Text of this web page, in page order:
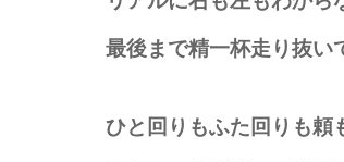
最後まで精一杯走り抜
ひと回りもふた回りも頼